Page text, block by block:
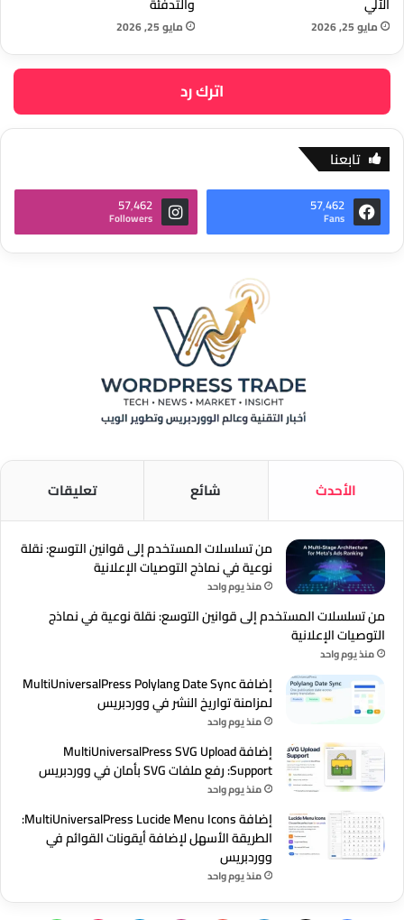
الآلي
مايو 25, 2026
والتدفئة
مايو 25, 2026
اترك رد
تابعنا
57٬462
Fans
57٬462
Followers
الأحدث شائع تعليقات
من تسلسلات المستخدم إلى قوانين التوسع: نقلة
نوعية في نماذج التوصيات الإعلانية
منذ يوم واحد
من تسلسلات المستخدم إلى قوانين التوسع: نقلة نوعية في نماذج
التوصيات الإعلانية
منذ يوم واحد
إضافة MultiUniversalPress Polylang Date Sync
لمزامنة تواريخ النشر في ووردبريس
منذ يوم واحد
إضافة MultiUniversalPress SVG Upload
Support: رفع ملفات SVG بأمان في ووردبريس
منذ يوم واحد
إضافة MultiUniversalPress Lucide Menu Icons:
الطريقة الأسهل لإضافة أيقونات القوائم في
ووردبريس
منذ يوم واحد